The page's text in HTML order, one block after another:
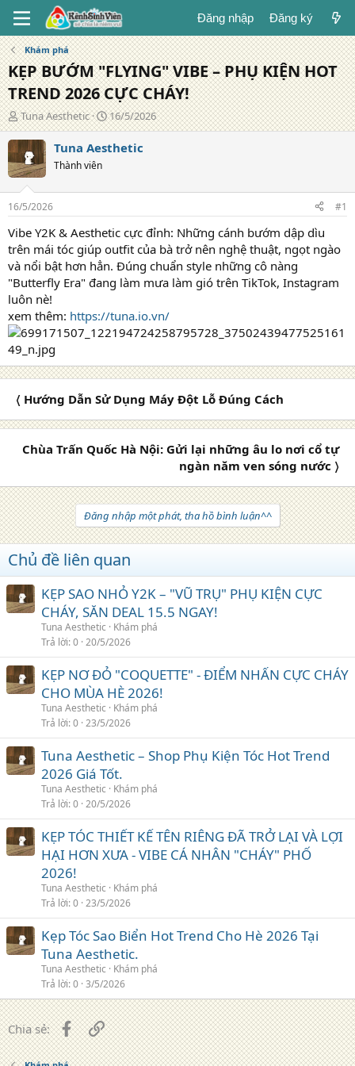
Đăng nhập Đăng ký
Khám phá
KẸP BƯỚM "FLYING" VIBE – PHỤ KIỆN HOT
TREND 2026 CỰC CHÁY!
T
á
c
g
i
ả
Tuna Aesthetic
N
g
à
g
16/5/2026
Tuna Aesthetic
Thành viên
16/5/2026 #1
Vibe Y2K & Aesthetic cực đỉnh: Những cánh bướm dập dìu
trên mái tóc giúp outfit của bà trở nên nghệ thuật, ngọt ngào
và nổi bật hơn hẳn. Đúng chuẩn style những cô nàng
"Butterfly Era" đang làm mưa làm gió trên TikTok, Instagram
luôn nè!
xem thêm: https://tuna.io.vn/
〈 Hướng Dẫn Sử Dụng Máy Đột Lỗ Đúng Cách
Chùa Trấn Quốc Hà Nội: Gửi lại những âu lo nơi cổ tự
ngàn năm ven sóng nước 〉
Đăng nhập một phát, tha hồ bình luận^^
Chủ đề liên quan
KẸP SAO NHỎ Y2K – "VŨ TRỤ" PHỤ KIỆN CỰC
CHÁY, SĂN DEAL 15.5 NGAY!
Tuna Aesthetic
Khám phá
Trả lời 0 20/5/2026
KẸP NƠ ĐỎ "COQUETTE" - ĐIỂM NHẤN CỰC CHÁY
CHO MÙA HÈ 2026!
Tuna Aesthetic
Khám phá
Trả lời 0 23/5/2026
Tuna Aesthetic – Shop Phụ Kiện Tóc Hot Trend
2026 Giá Tốt.
Tuna Aesthetic
Khám phá
Trả lời 0 20/5/2026
KẸP TÓC THIẾT KẾ TÊN RIÊNG ĐÃ TRỞ LẠI VÀ LỢI
HẠI HƠN XƯA - VIBE CÁ NHÂN "CHÁY" PHỐ
2026!
Tuna Aesthetic
Khám phá
Trả lời 0 23/5/2026
Kẹp Tóc Sao Biển Hot Trend Cho Hè 2026 Tại
Tuna Aesthetic.
Tuna Aesthetic
Khám phá
Trả lời 0 3/5/2026
Chia sẻ: FacebookLiên kết